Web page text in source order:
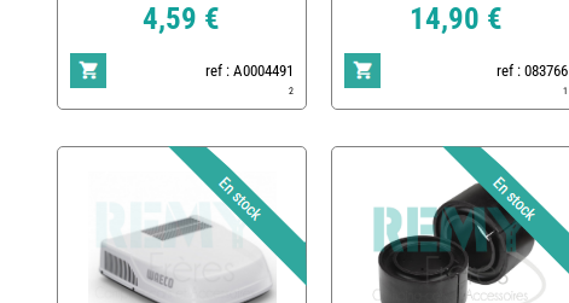
4,59 €
ref : A0004491
2
14,90 €
ref : 083766
1